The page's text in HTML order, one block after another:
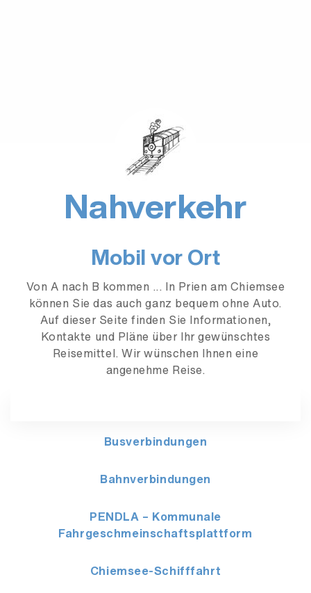
Nahverkehr
Mobil vor Ort
Von A nach B kommen ... In Prien am Chiemsee
können Sie das auch ganz bequem ohne Auto.
Auf dieser Seite finden Sie Informationen,
Kontakte und Pläne über Ihr gewünschtes
Reisemittel. Wir wünschen Ihnen eine
angenehme Reise.
Busverbindungen
Bahnverbindungen
PENDLA – Kommunale
Fahrgeschmeinschaftsplattform
Chiemsee-Schifffahrt